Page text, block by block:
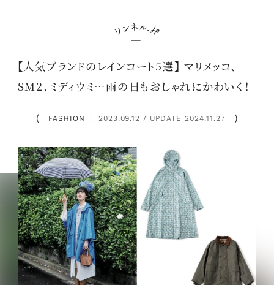
【人気ブランドのレインコート5選】 マリメッコ、
SM2、ミディウミ…雨の日もおしゃれにかわいく！
FASHION ： 2023.09.12 / UPDATE 2024.11.27